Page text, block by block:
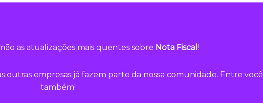
as atualizações mais quentes sobre Nota Fiscal !
outras empresas já fazem parte da nossa comunidade. Entre você
também!